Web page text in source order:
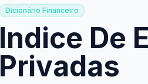
Dicionário Financeiro
Indice De
Privadas